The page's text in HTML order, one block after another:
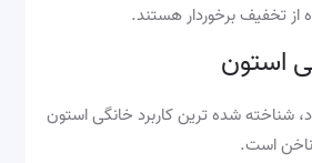
از تخفیف برخوردار هستند.
استون
شناخته شده ترین کاربرد خانگی استون
ناخن است.